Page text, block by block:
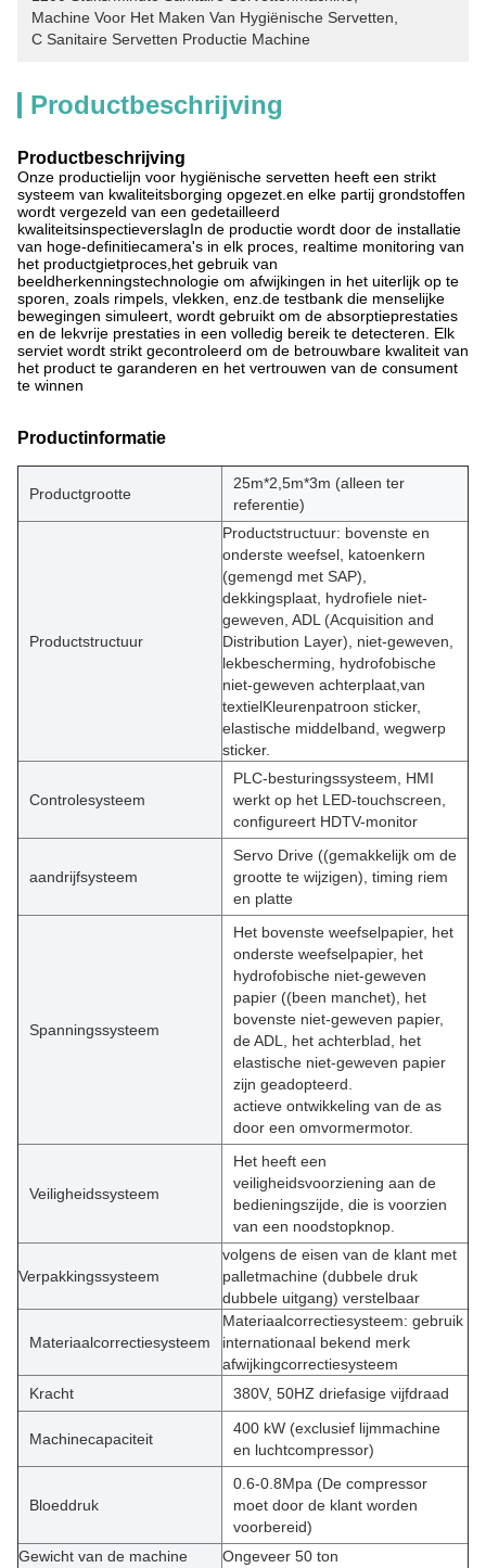
Machine Voor Het Maken Van Hygiënische Servetten
C Sanitaire Servetten Productie Machine
Productbeschrijving
Productbeschrijving
Onze productielijn voor hygiënische servetten heeft een strikt
systeem van kwaliteitsborging opgezet.en elke partij grondstoffen
wordt vergezeld van een gedetailleerd
kwaliteitsinspectieverslagIn de productie wordt door de installatie
van hoge-definitiecamera's in elk proces, realtime monitoring van
het productgietproces,het gebruik van
beeldherkenningstechnologie om afwijkingen in het uiterlijk op te
sporen, zoals rimpels, vlekken, enz.de testbank die menselijke
bewegingen simuleert, wordt gebruikt om de absorptieprestaties
en de lekvrije prestaties in een volledig bereik te detecteren. Elk
serviet wordt strikt gecontroleerd om de betrouwbare kwaliteit van
het product te garanderen en het vertrouwen van de consument
te winnen
Productinformatie
Productgrootte
25m*2,5m*3m (alleen ter
referentie)
Productstructuur
Productstructuur: bovenste en
onderste weefsel, katoenkern
(gemengd met SAP),
dekkingsplaat, hydrofiele niet-
geweven, ADL (Acquisition and
Distribution Layer), niet-geweven,
lekbescherming, hydrofobische
niet-geweven achterplaat,van
textielKleurenpatroon sticker,
elastische middelband, wegwerp
sticker.
Controlesysteem
PLC-besturingssysteem, HMI
werkt op het LED-touchscreen,
configureert HDTV-monitor
aandrijfsysteem
Servo Drive ((gemakkelijk om de
grootte te wijzigen), timing riem
en platte
Spanningssysteem
Het bovenste weefselpapier, het
onderste weefselpapier, het
hydrofobische niet-geweven
papier ((been manchet), het
bovenste niet-geweven papier,
de ADL, het achterblad, het
elastische niet-geweven papier
zijn geadopteerd.
actieve ontwikkeling van de as
door een omvormermotor.
Veiligheidssysteem
Het heeft een
veiligheidsvoorziening aan de
bedieningszijde, die is voorzien
van een noodstopknop.
Verpakkingssysteem
volgens de eisen van de klant met
palletmachine (dubbele druk
dubbele uitgang) verstelbaar
Materiaalcorrectiesysteem
Materiaalcorrectiesysteem: gebruik
internationaal bekend merk
afwijkingcorrectiesysteem
Kracht
380V, 50HZ driefasige vijfdraad
Machinecapaciteit
400 kW (exclusief lijmmachine
en luchtcompressor)
Bloeddruk
0.6-0.8Mpa (De compressor
moet door de klant worden
voorbereid)
Gewicht van de machine
Ongeveer 50 ton